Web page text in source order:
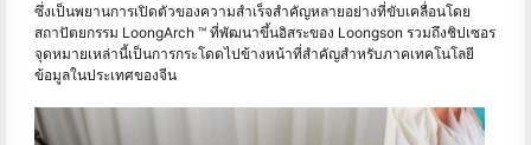
ซึ่งเป็นพยานการเปิดตัวของความสำเร็จสําคัญหลายอย่างที่ขับเคลื่อนโดย
สถาปัตยกรรม LoongArch ™ ที่พัฒนาขึ้นอิสระของ Loongson รวมถึงชิปเซอร
จุดหมายเหล่านี้เป็นการกระโดดไปข้างหน้าที่สําคัญสําหรับภาคเทคโนโลยี
ข้อมูลในประเทศของจีน